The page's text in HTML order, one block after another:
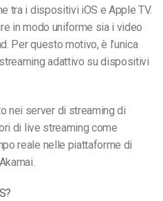
tra i dispositivi iOS e Apple TV.
in modo uniforme sia i video
Per questo motivo, è l’unica
adattivo su dispositivi
nei server di streaming di
di live streaming come
reale nelle piattaforme di